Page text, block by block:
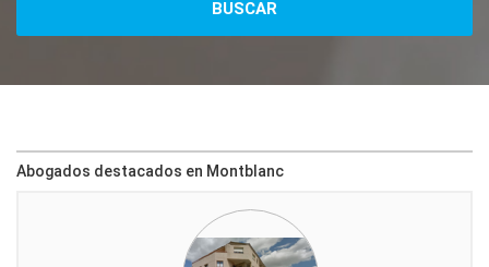
Abogados destacados en Montblanc